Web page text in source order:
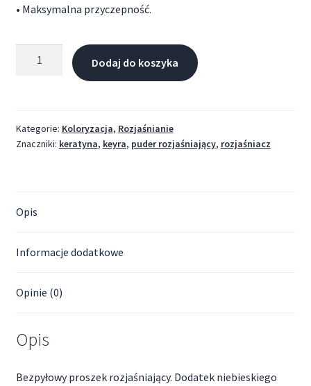
• Maksymalna przyczepność.
Dodaj do koszyka
Kategorie: Koloryzacja, Rozjaśnianie
Znaczniki: keratyna, keyra, puder rozjaśniający, rozjaśniacz
Opis
Informacje dodatkowe
Opinie (0)
Opis
Bezpyłowy proszek rozjaśniający. Dodatek niebieskiego